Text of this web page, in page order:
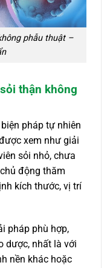
phẫu thuật –
thận không
pháp tự nhiên
xem như giải
sỏi nhỏ, chưa
động thăm
kích thước, vị trí
pháp phù hợp,
dược, nhất là với
nền khác hoặc